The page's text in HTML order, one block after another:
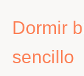
Dormir
sencillo